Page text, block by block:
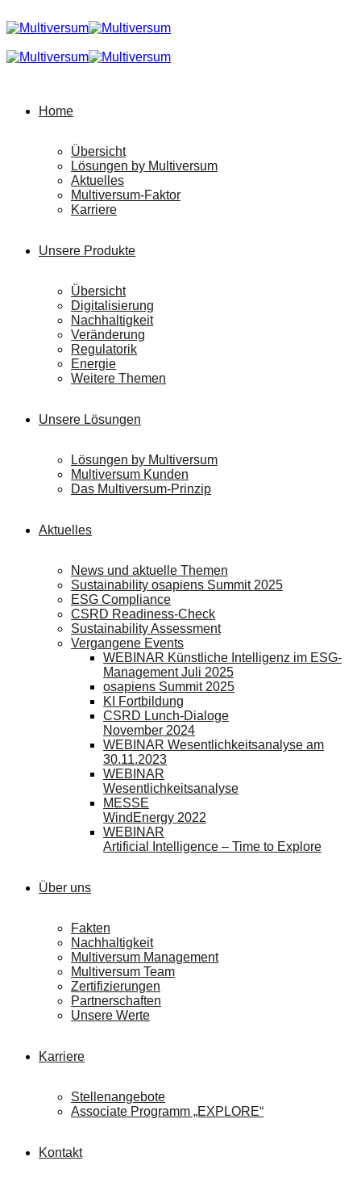
Home
Übersicht
Lösungen by Multiversum
Aktuelles
Multiversum-Faktor
Karriere
Unsere Produkte
Übersicht
Digitalisierung
Nachhaltigkeit
Veränderung
Regulatorik
Energie
Weitere Themen
Unsere Lösungen
Lösungen by Multiversum
Multiversum Kunden
Das Multiversum-Prinzip
Aktuelles
News und aktuelle Themen
Sustainability osapiens Summit 2025
ESG Compliance
CSRD Readiness-Check
Sustainability Assessment
Vergangene Events
WEBINAR Künstliche Intelligenz im ESG-
Management Juli 2025
osapiens Summit 2025
KI Fortbildung
CSRD Lunch-Dialoge
November 2024
WEBINAR Wesentlichkeitsanalyse am
30.11.2023
WEBINAR
Wesentlichkeitsanalyse
MESSE
WindEnergy 2022
WEBINAR
Artificial Intelligence – Time to Explore
Über uns
Fakten
Nachhaltigkeit
Multiversum Management
Multiversum Team
Zertifizierungen
Partnerschaften
Unsere Werte
Karriere
Stellenangebote
Associate Programm „EXPLORE“
Kontakt